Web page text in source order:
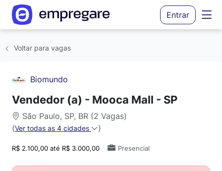
Entrar
Voltar para vagas
Biomundo
Vendedor (a) - Mooca Mall - SP
São Paulo, SP, BR (2 Vagas)
(Ver todas as 4 cidades )
R$ 2.100,00 até R$ 3.000,00 Presencial